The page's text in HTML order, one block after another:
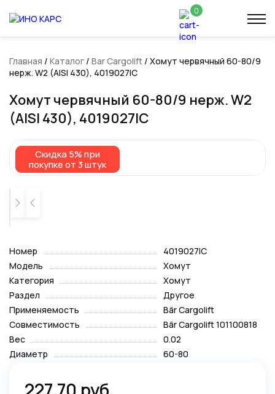
0
Главная / Каталог / Bar Cargolift / Хомут червячный 60-80/9
нерж. W2 (AISI 430), 4019027IC
Хомут червячный 60-80/9 нерж. W2
(AISI 430), 4019027IC
Скидка 5% при
покупке от 3 штук
Скидка 5% при
покупке от 3 штук
Номер
4019027IC
Модель
Хомут
Категория
Хомут
Раздел
Другое
Применяемость
Bär Cargolift
Совместимость
Bär Cargolift 101100818
Вес
0.02
Диаметр
60-80